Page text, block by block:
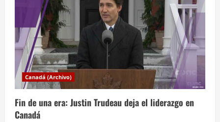
ó
n
d
e
e
Canadá (Archivo)
Fin de una era: Justin Trudeau deja el liderazgo en
Canadá